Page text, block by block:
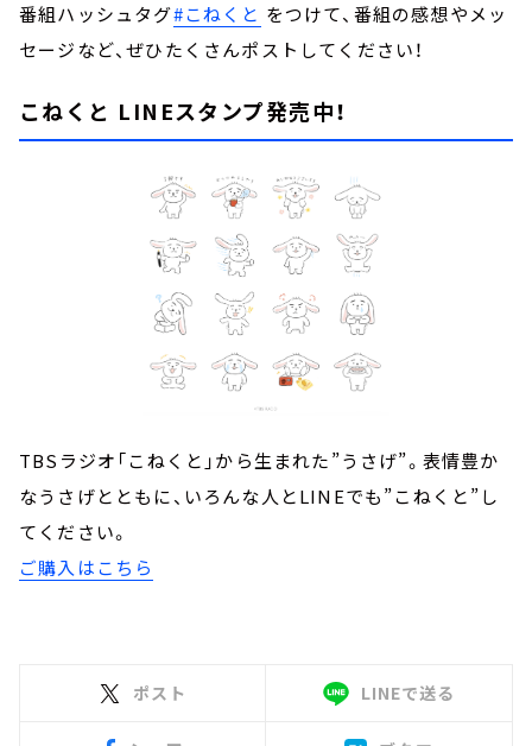
番組ハッシュタグ#こねくと をつけて、番組の感想やメッ
セージなど、ぜひたくさんポストしてください！
こねくと LINEスタンプ発売中！
TBSラジオ「こねくと」から生まれた”うさげ”。表情豊か
なうさげとともに、いろんな人とLINEでも”こねくと”し
てください。
ご購入はこちら
ポスト LINEで送る